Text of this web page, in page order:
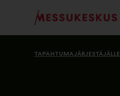
TAPAHTUMAJÄRJESTÄJÄLLE